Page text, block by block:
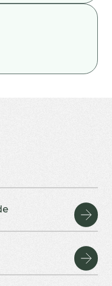
varietal, vigor e